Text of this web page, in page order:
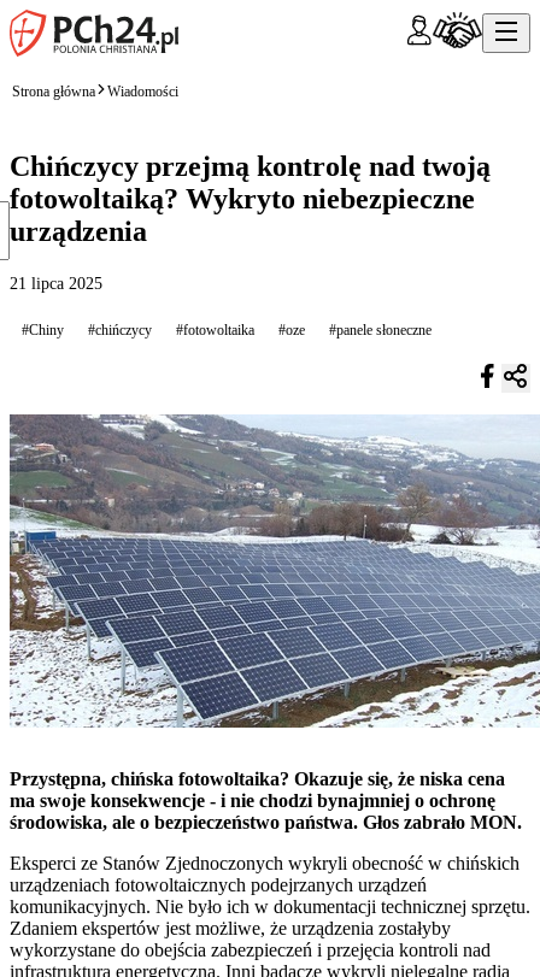
Strona główna Wiadomości
Chińczycy przejmą kontrolę nad twoją
fotowoltaiką? Wykryto niebezpieczne
urządzenia
21 lipca 2025
#Chiny #chińczycy #fotowoltaika #oze #panele słoneczne
Przystępna, chińska fotowoltaika? Okazuje się, że niska cena
ma swoje konsekwencje - i nie chodzi bynajmniej o ochronę
środowiska, ale o bezpieczeństwo państwa. Głos zabrało MON.
Eksperci ze Stanów Zjednoczonych wykryli obecność w chińskich
urządzeniach fotowoltaicznych podejrzanych urządzeń
komunikacyjnych. Nie było ich w dokumentacji technicznej sprzętu.
Zdaniem ekspertów jest możliwe, że urządzenia zostałyby
wykorzystane do obejścia zabezpieczeń i przejęcia kontroli nad
infrastrukturą energetyczną. Inni badacze wykryli nielegalne radia